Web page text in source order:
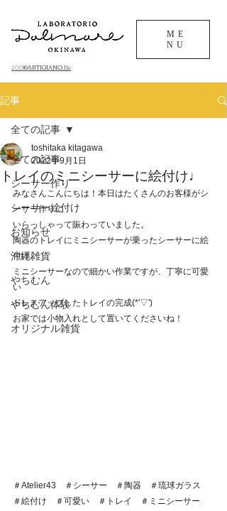
​2013©ARTIGIANO.llc
ME
NU
記事
全ての記事
シーサー作り
シーサー絵付け
お知らせ
沖縄雑貨
やちむん
やちむん体験
オリジナル雑貨
全ての記事
トレイのミニシーサーに絵付け♩
toshitaka kitagawa
2022年9月1日
みなさんこんにちは！本日はたくさんのお客様がシ
ーサー作りに
いらっしゃって賑わっていました。
陶器のトレイにミニシーサーが乗ったシーサーに絵
付け♩
ミニシーサーなので細かい作業ですが、丁寧に可愛
い
ドレスアップしたトレイの完成(*'▽')
お家では小物入れとして置いてくださいね！
＃Atelier43　＃シーサー　＃陶器　＃琉球ガラス
＃絵付け　＃可愛い　＃トレイ　＃ミニシーサー